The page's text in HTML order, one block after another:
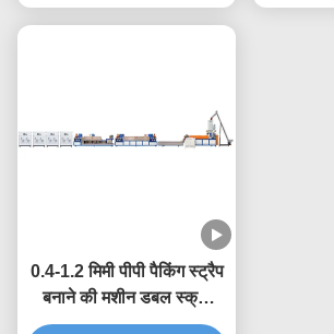
0.4-1.2 मिमी पीपी पैकिंग स्ट्रैप
बनाने की मशीन डबल स्क्रू
एक्सट्रूज़न उत्पादन लाइन